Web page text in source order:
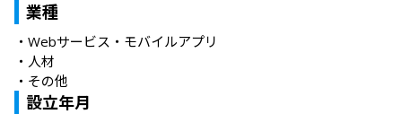
業種
・ Webサービス・モバイルアプリ
・ 人材
・ その他
設立年月